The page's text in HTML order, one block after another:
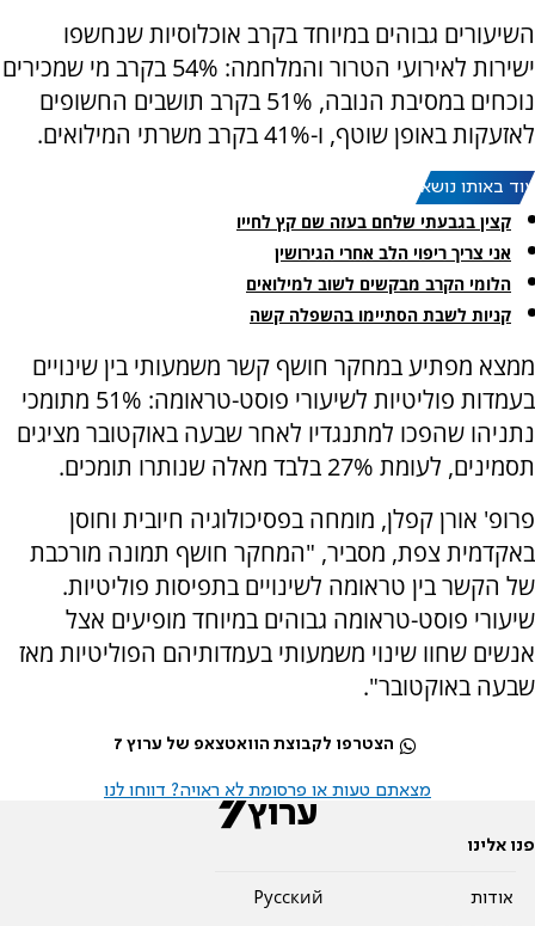
השיעורים גבוהים במיוחד בקרב אוכלוסיות שנחשפו
ישירות לאירועי הטרור והמלחמה: 54% בקרב מי שמכירים
נוכחים במסיבת הנובה, 51% בקרב תושבים החשופים
לאזעקות באופן שוטף, ו-41% בקרב משרתי המילואים.
עוד באותו נושא:
קצין בגבעתי שלחם בעזה שם קץ לחייו
אני צריך ריפוי הלב אחרי הגירושין
הלומי הקרב מבקשים לשוב למילואים
קניות לשבת הסתיימו בהשפלה קשה
ממצא מפתיע במחקר חושף קשר משמעותי בין שינויים
בעמדות פוליטיות לשיעורי פוסט-טראומה: 51% מתומכי
נתניהו שהפכו למתנגדיו לאחר שבעה באוקטובר מציגים
תסמינים, לעומת 27% בלבד מאלה שנותרו תומכים.
פרופ' אורן קפלן, מומחה בפסיכולוגיה חיובית וחוסן
באקדמית צפת, מסביר, "המחקר חושף תמונה מורכבת
של הקשר בין טראומה לשינויים בתפיסות פוליטיות.
שיעורי פוסט-טראומה גבוהים במיוחד מופיעים אצל
אנשים שחוו שינוי משמעותי בעמדותיהם הפוליטיות מאז
שבעה באוקטובר".
הצטרפו לקבוצת הוואטצאפ של ערוץ 7
מצאתם טעות או פרסומת לא ראויה? דווחו לנו
פנו אלינו
אודות
Pусский